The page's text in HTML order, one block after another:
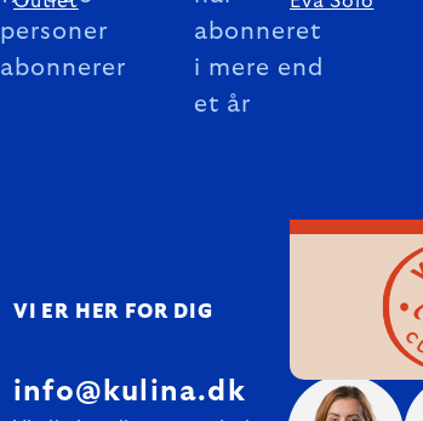
personer
abonnerer
abonneret
i mere end
et år
VI ER HER FOR DIG
info@kulina.dk